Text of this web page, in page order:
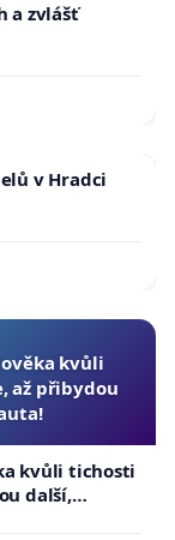
a zvlášť
v Hradci
kvůli
až přibydou
kvůli tichosti
další,